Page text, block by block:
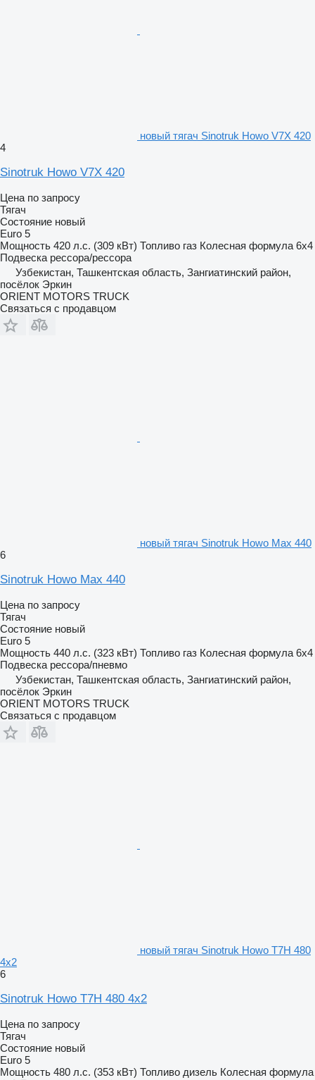
новый тягач Sinotruk Howo V7X 420
4
Sinotruk Howo V7X 420
Цена по запросу
Тягач
Состояние новый
Euro 5
Мощность 420 л.с. (309 кВт) Топливо газ Колесная формула 6x4
Подвеска рессора/рессора
Узбекистан, Ташкентская область, Зангиатинский район,
посёлок Эркин
ORIENT MOTORS TRUCK
Связаться с продавцом
новый тягач Sinotruk Howo Max 440
6
Sinotruk Howo Max 440
Цена по запросу
Тягач
Состояние новый
Euro 5
Мощность 440 л.с. (323 кВт) Топливо газ Колесная формула 6x4
Подвеска рессора/пневмо
Узбекистан, Ташкентская область, Зангиатинский район,
посёлок Эркин
ORIENT MOTORS TRUCK
Связаться с продавцом
новый тягач Sinotruk Howo T7H 480
4x2
6
Sinotruk Howo T7H 480 4x2
Цена по запросу
Тягач
Состояние новый
Euro 5
Мощность 480 л.с. (353 кВт) Топливо дизель Колесная формула